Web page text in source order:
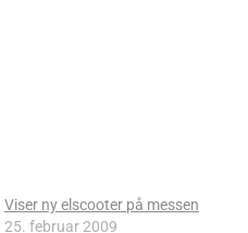
Viser ny elscooter på messen
25. februar 2009